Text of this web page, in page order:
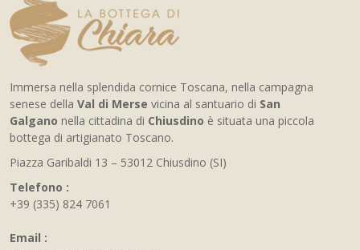
Immersa nella splendida cornice Toscana, nella campagna
senese della Val di Merse vicina al santuario di San
Galgano nella cittadina di Chiusdino è situata una piccola
bottega di artigianato Toscano.
Piazza Garibaldi 13 – 53012 Chiusdino (SI)
Telefono :
+39 (335) 824 7061
Email :